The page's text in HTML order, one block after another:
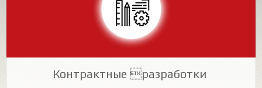
Контрактные разработки